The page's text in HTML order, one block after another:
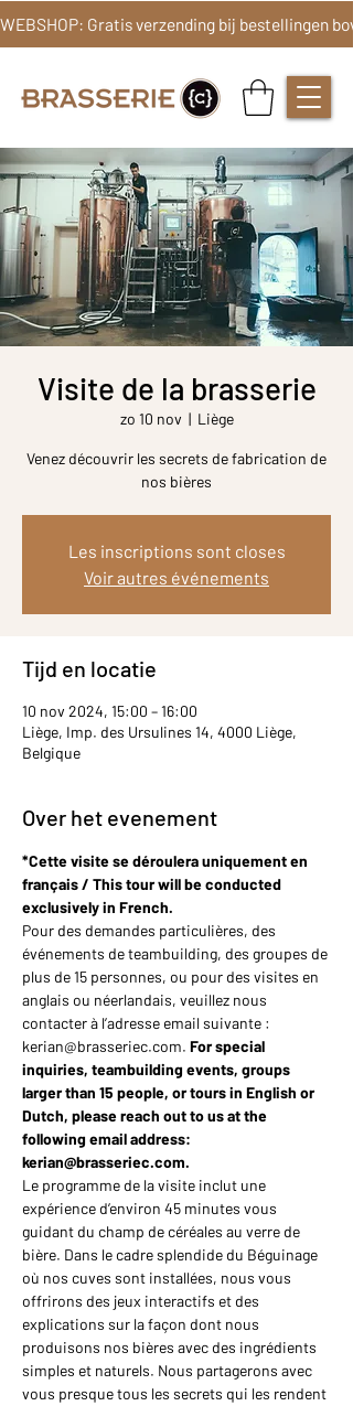
Visite de la brasserie
zo 10 nov
  |
Liège
Venez découvrir les secrets de fabrication de
nos bières
Les inscriptions sont closes
Voir autres événements
Tijd en locatie
10 nov 2024, 15:00 – 16:00
Liège, Imp. des Ursulines 14, 4000 Liège,
Belgique
Over het evenement
*Cette visite se déroulera uniquement en
français / This tour will be conducted
exclusively in French.
Pour des demandes particulières, des
événements de teambuilding, des groupes de
plus de 15 personnes, ou pour des visites en
anglais ou néerlandais, veuillez nous
contacter à l’adresse email suivante :
kerian@brasseriec.com. For special
inquiries, teambuilding events, groups
larger than 15 people, or tours in English or
Dutch, please reach out to us at the
following email address:
kerian@brasseriec.com.
Le programme de la visite inclut une
expérience d’environ 45 minutes vous
guidant du champ de céréales au verre de
bière. Dans le cadre splendide du Béguinage
où nos cuves sont installées, nous vous
offrirons des jeux interactifs et des
explications sur la façon dont nous
produisons nos bières avec des ingrédients
simples et naturels. Nous partagerons avec
vous presque tous les secrets qui les rendent